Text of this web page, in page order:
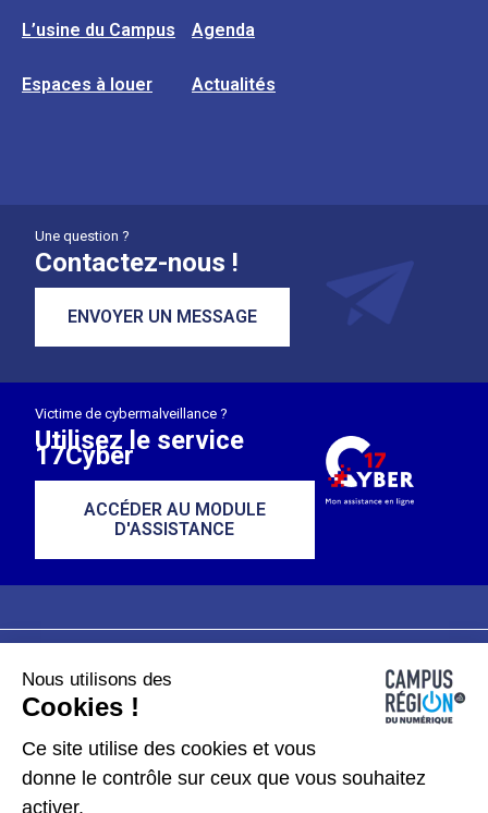
L’usine du Campus Agenda
Espaces à louer Actualités
Une question ?
Contactez-nous !
ENVOYER UN MESSAGE
Victime de cybermalveillance ?
Utilisez le service
17Cyber
ACCÉDER AU MODULE
D'ASSISTANCE
Plan du site
Données personnelles
Gérer les cookies
Nous utilisons des
Cookies !
Ce site utilise des cookies et vous
donne le contrôle sur ceux que vous souhaitez
activer.